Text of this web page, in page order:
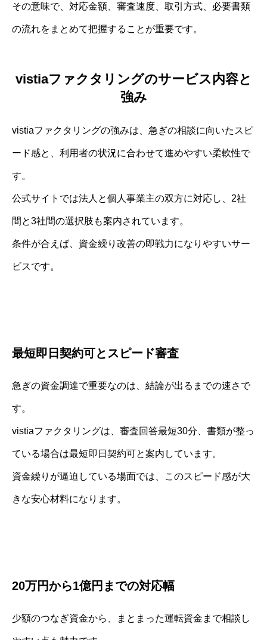
その意味で、対応金額、審査速度、取引方式、必要書類
の流れをまとめて把握することが重要です。
vistiaファクタリングのサービス内容と
強み
vistiaファクタリングの強みは、急ぎの相談に向いたスピ
ード感と、利用者の状況に合わせて進めやすい柔軟性で
す。
公式サイトでは法人と個人事業主の双方に対応し、2社
間と3社間の選択肢も案内されています。
条件が合えば、資金繰り改善の即戦力になりやすいサー
ビスです。
最短即日契約可とスピード審査
急ぎの資金調達で重要なのは、結論が出るまでの速さで
す。
vistiaファクタリングは、審査回答最短30分、書類が整っ
ている場合は最短即日契約可と案内しています。
資金繰りが逼迫している場面では、このスピード感が大
きな安心材料になります。
20万円から1億円までの対応幅
少額のつなぎ資金から、まとまった運転資金まで相談し